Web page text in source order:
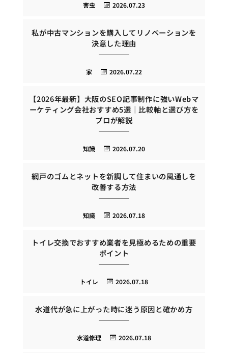
2026.07.23
害虫
私が中古マンションを購入してリノベーションを
決意した理由
2026.07.22
家
【2026年最新】大阪のSEO記事制作に強いWebマ
ーケティング会社おすすめ5選｜比較軸と選び方を
プロが解説
2026.07.20
知識
網戸のゴムとネットを新調して住まいの風通しを
改善する方法
2026.07.18
知識
トイレ交換でおすすめ業者を見極めるための重要
ポイント
2026.07.18
トイレ
水道代が急に上がった時に迷う原因と確かめ方
2026.07.18
水道修理